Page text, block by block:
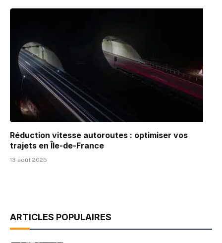
Réduction vitesse autoroutes : optimiser vos
trajets en Île-de-France
13 août 2025
ARTICLES POPULAIRES